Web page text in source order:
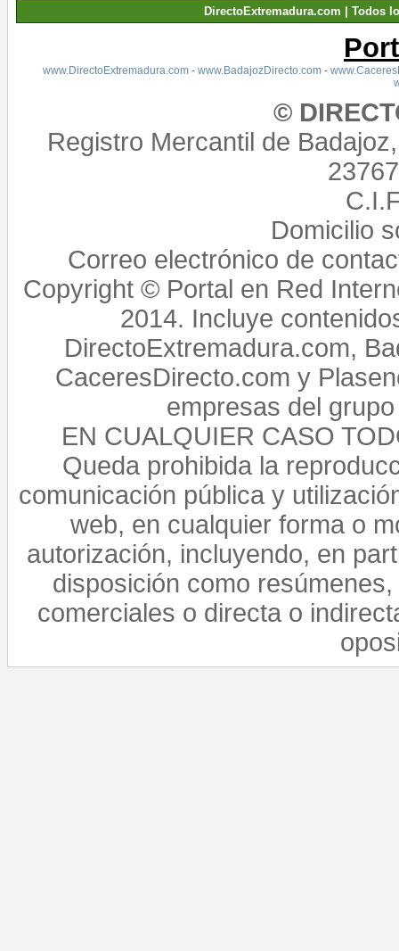
DirectoExtremadura.com | Todos
www.DirectoExtremadura.com- www.BadajozDirecto.com-
©
Registro Mercantil de
Domicilio
Correo electrónico de
Copyright © Portal en Red
2014. Incluye
DirectoExtremadura.com,
CaceresDirecto.com y
empresas del
EN CUALQUIER CASO
Queda prohibida la
comunicación pública y
web, en cualquier forma o
autorización, incluyendo, en
disposición como
comerciales o directa o